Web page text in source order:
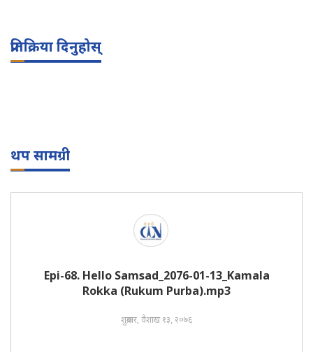
प्रतिक्रिया दिनुहोस्
थप सामग्री
Epi-68. Hello Samsad_2076-01-13_Kamala
Rokka (Rukum Purba).mp3
शुक्रबार, वैशाख १३, २०७६